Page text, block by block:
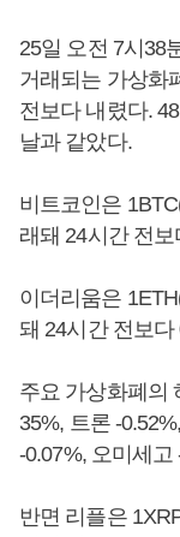
25일 오전 7시38
거래되는 가상화
전보다 내렸다.
날과 같았다.
비트코인은
래돼 24시간 전
이더리움은
돼 24시간 전보다
주요 가상화폐의
35%, 트론 -
-0.07%, 오미세고
반면 리플은